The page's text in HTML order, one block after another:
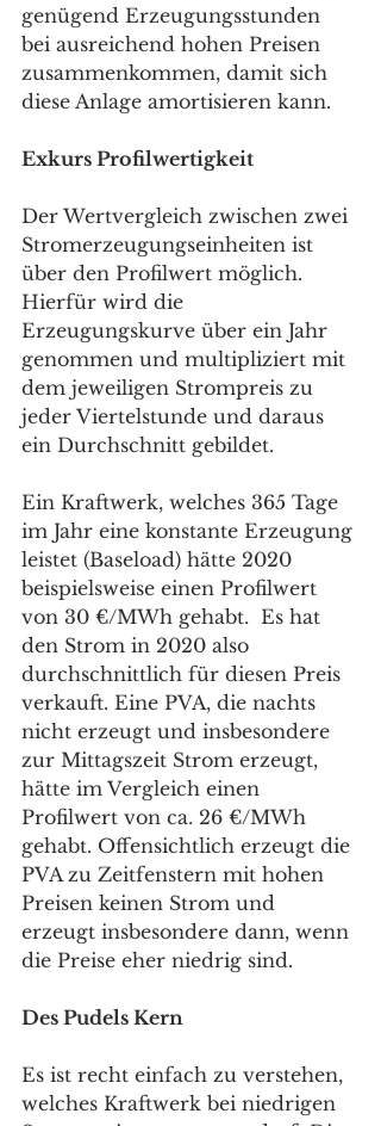
genügend Erzeugungsstunden
bei ausreichend hohen Preisen
zusammenkommen, damit sich
diese Anlage amortisieren kann.
Exkurs Profilwertigkeit
Der Wertvergleich zwischen zwei
Stromerzeugungseinheiten ist
über den Profilwert möglich.
Hierfür wird die
Erzeugungskurve über ein Jahr
genommen und multipliziert mit
dem jeweiligen Strompreis zu
jeder Viertelstunde und daraus
ein Durchschnitt gebildet.
Ein Kraftwerk, welches 365 Tage
im Jahr eine konstante Erzeugung
leistet (Baseload) hätte 2020
beispielsweise einen Profilwert
von 30 €/MWh gehabt.  Es hat
den Strom in 2020 also
durchschnittlich für diesen Preis
verkauft. Eine PVA, die nachts
nicht erzeugt und insbesondere
zur Mittagszeit Strom erzeugt,
hätte im Vergleich einen
Profilwert von ca. 26 €/MWh
gehabt. Offensichtlich erzeugt die
PVA zu Zeitfenstern mit hohen
Preisen keinen Strom und
erzeugt insbesondere dann, wenn
die Preise eher niedrig sind.
Des Pudels Kern
Es ist recht einfach zu verstehen,
welches Kraftwerk bei niedrigen